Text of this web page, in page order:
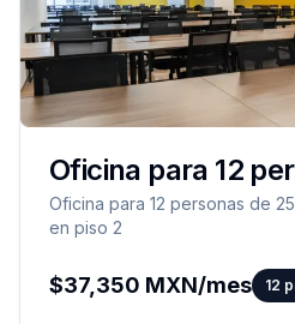
Oficina para 12
Oficina para 12 personas de
en piso 2
$37,350 MXN/mes 12